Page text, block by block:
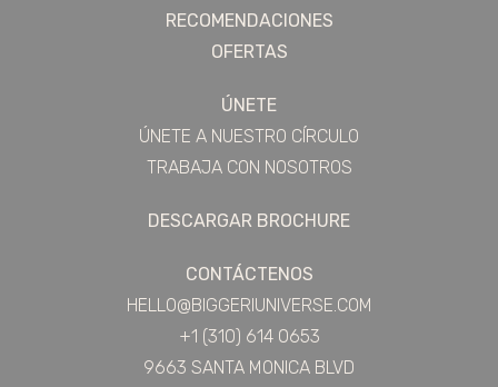
RECOMENDACIONES
OFERTAS
ÚNETE
ÚNETE A NUESTRO CÍRCULO
TRABAJA CON NOSOTROS
DESCARGAR BROCHURE
CONTÁCTENOS
HELLO@BIGGERIUNIVERSE.COM
+1 (310) 614 0653
9663 SANTA MONICA BLVD